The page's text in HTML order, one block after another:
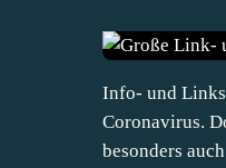
Info- und
Coronavirus.
besonders